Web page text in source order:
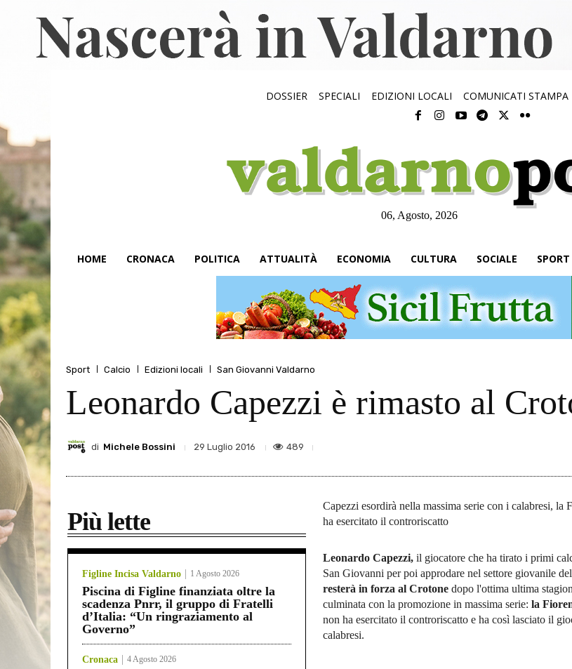
DOSSIER SPECIALI EDIZIONI LOCALI COMUNICATI STAMPA
06, Agosto, 2026
HOME CRONACA POLITICA ATTUALITÀ ECONOMIA CULTURA SOCIALE SPORT
Sport Calcio Edizioni locali San Giovanni Valdarno
Leonardo Capezzi è rimasto al
di Michele Bossini 29 Luglio 2016 489
Più lette
Figline Incisa Valdarno 1 Agosto 2026
Piscina di Figline finanziata oltre la
scadenza Pnrr, il gruppo di Fratelli
d’Italia: “Un ringraziamento al
Governo”
Cronaca 4 Agosto 2026
Capezzi esordirà nella massima serie con i calabresi, la
ha esercitato il controriscatto
Leonardo Capezzi, il giocatore che ha tirato i primi
San Giovanni per poi approdare nel settore giovanile
resterà in forza al Crotone dopo l'ottima ultima
culminata con la promozione in massima serie: la
non ha esercitato il controriscatto e ha così lasciato il
calabresi.